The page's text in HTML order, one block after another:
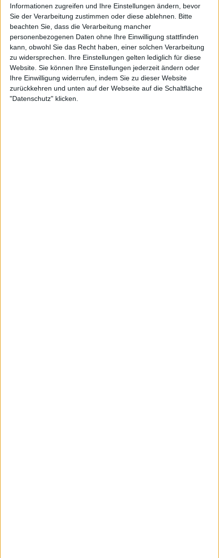
Informationen zugreifen und Ihre Einstellungen ändern, bevor
Sie der Verarbeitung zustimmen oder diese ablehnen.
Bitte
beachten Sie, dass die Verarbeitung mancher
personenbezogenen Daten ohne Ihre Einwilligung stattfinden
kann, obwohl Sie das Recht haben, einer solchen Verarbeitung
zu widersprechen. Ihre Einstellungen gelten lediglich für diese
Website. Sie können Ihre Einstellungen jederzeit ändern oder
Ihre Einwilligung widerrufen, indem Sie zu dieser Website
zurückkehren und unten auf der Webseite auf die Schaltfläche
"Datenschutz" klicken.